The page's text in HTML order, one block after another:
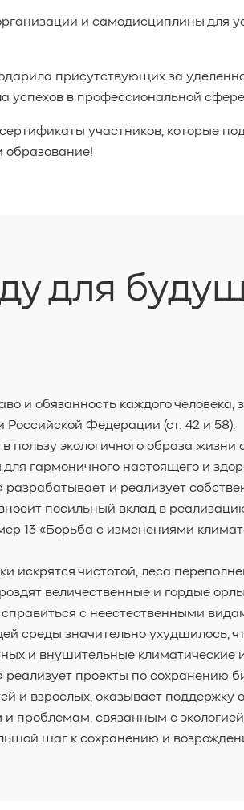
и самодисциплины для
присутствующих за
успехов в профессиональной
участников, которые
образование!
для
и обязанность каждого
Федерации (ст. 42 и 58).
экологичного образа жизни
гармоничного настоящего и
и реализует
посильный вклад в
13 «Борьба с изменениями
искрятся чистотой, леса
величественные и гордые
с неестественными
среды значительно ухудшилось,
и внушительные климатические
проекты по сохранению
и взрослых, оказывает поддержку
проблемам, связанным с
шаг к сохранению и